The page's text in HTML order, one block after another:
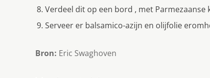
Verdeel dit op een bord , met Parmezaanse
Serveer er balsamico-azijn en olijfolie
Bron: Eric Swaghoven